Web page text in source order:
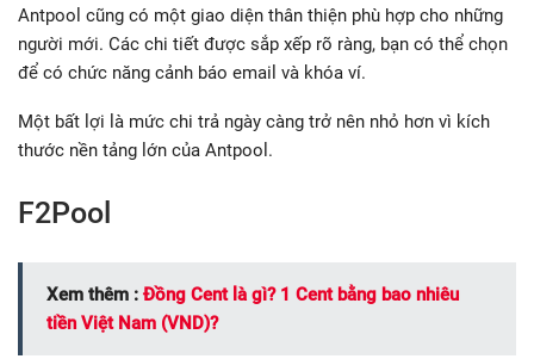
Antpool cũng có một giao diện thân thiện phù hợp cho những
người mới. Các chi tiết được sắp xếp rõ ràng, bạn có thể chọn
để có chức năng cảnh báo email và khóa ví.
Một bất lợi là mức chi trả ngày càng trở nên nhỏ hơn vì kích
thước nền tảng lớn của Antpool.
F2Pool
Xem thêm : Đồng Cent là gì? 1 Cent bằng bao nhiêu
tiền Việt Nam (VND)?